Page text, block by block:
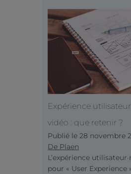
Expérience
vidéo : que retenir ?
Publié le 28 novembre
De Plaen
L’expérience
pour « User Experience